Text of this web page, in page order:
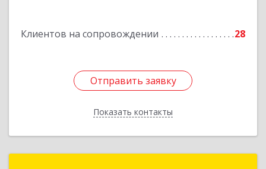
Клиентов на сопровождении 28
Отправить заявку
Показать контакты
Отправить заявку
Назад